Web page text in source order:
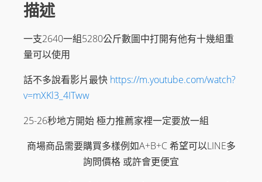
數
量
描述
一支2640一組5280公斤數圖中打開有他有十幾組重
量可以使用
話不多說看影片最快 https://m.youtube.com/watch?
v=mXKl3_4ITww
25-26秒地方開始 極力推薦家裡一定要放一組
商場商品需要購買多樣例如A+B+C 希望可以LINE多
詢問價格 或許會更便宜